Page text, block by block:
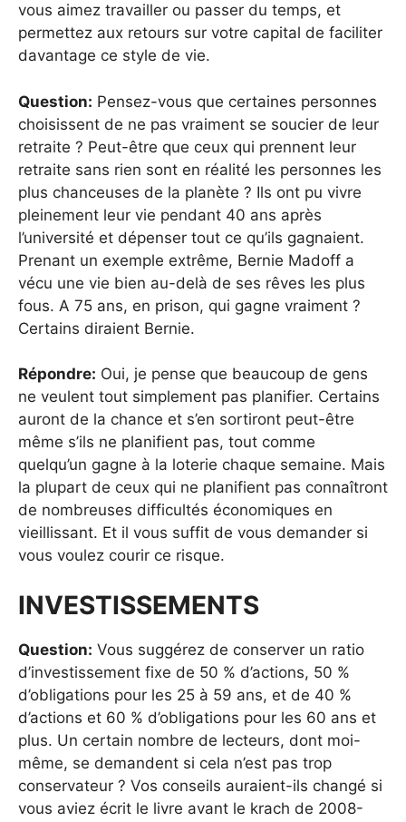
vous aimez travailler ou passer du temps, et
permettez aux retours sur votre capital de faciliter
davantage ce style de vie.
Question: Pensez-vous que certaines personnes
choisissent de ne pas vraiment se soucier de leur
retraite ? Peut-être que ceux qui prennent leur
retraite sans rien sont en réalité les personnes les
plus chanceuses de la planète ? Ils ont pu vivre
pleinement leur vie pendant 40 ans après
l’université et dépenser tout ce qu’ils gagnaient.
Prenant un exemple extrême, Bernie Madoff a
vécu une vie bien au-delà de ses rêves les plus
fous. A 75 ans, en prison, qui gagne vraiment ?
Certains diraient Bernie.
Répondre: Oui, je pense que beaucoup de gens
ne veulent tout simplement pas planifier. Certains
auront de la chance et s’en sortiront peut-être
même s’ils ne planifient pas, tout comme
quelqu’un gagne à la loterie chaque semaine. Mais
la plupart de ceux qui ne planifient pas connaîtront
de nombreuses difficultés économiques en
vieillissant. Et il vous suffit de vous demander si
vous voulez courir ce risque.
INVESTISSEMENTS
Question: Vous suggérez de conserver un ratio
d’investissement fixe de 50 % d’actions, 50 %
d’obligations pour les 25 à 59 ans, et de 40 %
d’actions et 60 % d’obligations pour les 60 ans et
plus. Un certain nombre de lecteurs, dont moi-
même, se demandent si cela n’est pas trop
conservateur ? Vos conseils auraient-ils changé si
vous aviez écrit le livre avant le krach de 2008-